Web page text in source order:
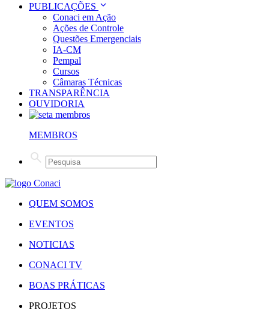
PUBLICAÇÕES
Conaci em Ação
Ações de Controle
Questões Emergenciais
IA-CM
Pempal
Cursos
Câmaras Técnicas
TRANSPARÊNCIA
OUVIDORIA
MEMBROS
QUEM SOMOS
EVENTOS
NOTICIAS
CONACI TV
BOAS PRÁTICAS
PROJETOS